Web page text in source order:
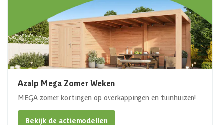
Azalp Mega Zomer Weken
MEGA zomer kortingen op overkappingen en tuinhuizen!
Bekijk de actiemodellen